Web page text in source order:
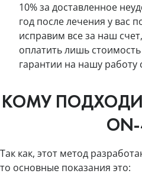
10% за доставленное
год после лечения у вас
исправим все за наш
оплатить лишь
гарантии на нашу работу
КОМУ
Так как, этот метод
то основные показания это: